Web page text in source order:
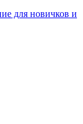
для новичков и